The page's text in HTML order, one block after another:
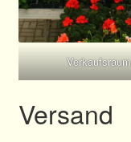
Verkaufsraum
Versand